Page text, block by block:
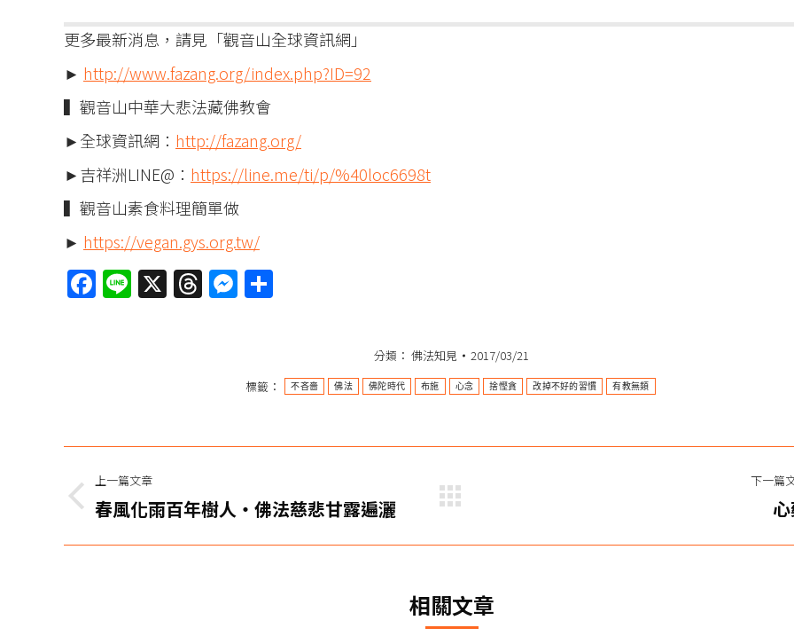
更多最新消息，請見「觀音山全球資訊網」
► http://www.fazang.org/index.php?ID=92
▍觀音山中華大悲法藏佛教會
►全球資訊網： http://fazang.org/
►吉祥洲LINE@： https://line.me/ti/p/%40loc6698t
▍觀音山素食料理簡單做
► https://vegan.gys.org.tw/
Facebook
Line
X Threads
Messenger
分類： 佛法知見
2017/03/21
標籤：
不吝嗇 佛法 佛陀時代 布施 心念 捨慳貪 改掉不好的習慣 有教無類
章
导
上一篇文章
上
春風化雨百年樹人‧佛法慈悲甘露遍灑
下一篇
章：
相關文章